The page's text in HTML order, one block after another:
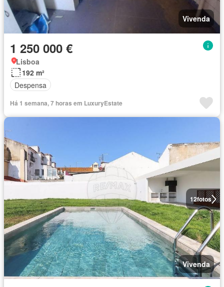
Vivenda
1 250 000 €
Lisboa
192 m²
Despensa
Há 1 semana, 7 horas em LuxuryEstate
12fotos
Vivenda